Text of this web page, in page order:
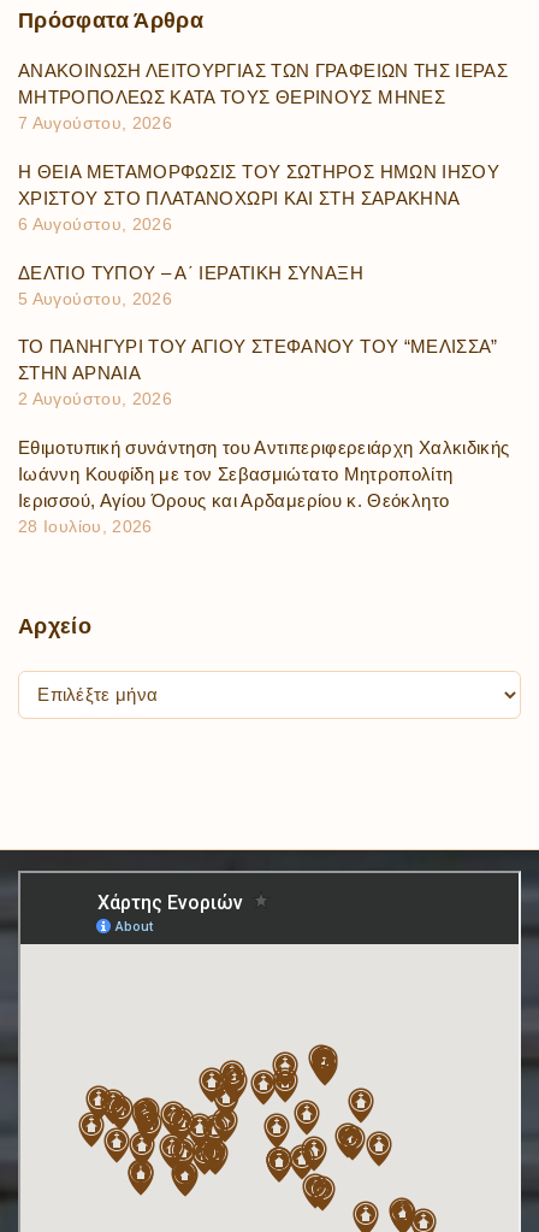
Πρόσφατα Άρθρα
ΑΝΑΚΟΙΝΩΣΗ ΛΕΙΤΟΥΡΓΙΑΣ ΤΩΝ ΓΡΑΦΕΙΩΝ ΤΗΣ ΙΕΡΑΣ
ΜΗΤΡΟΠΟΛΕΩΣ ΚΑΤΑ ΤΟΥΣ ΘΕΡΙΝΟΥΣ ΜΗΝΕΣ
7 Αυγούστου, 2026
Η ΘΕΙΑ ΜΕΤΑΜΟΡΦΩΣΙΣ ΤΟΥ ΣΩΤΗΡΟΣ ΗΜΩΝ ΙΗΣΟΥ
ΧΡΙΣΤΟΥ ΣΤΟ ΠΛΑΤΑΝΟΧΩΡΙ ΚΑΙ ΣΤΗ ΣΑΡΑΚΗΝΑ
6 Αυγούστου, 2026
ΔΕΛΤΙΟ ΤΥΠΟΥ – Α΄ ΙΕΡΑΤΙΚΗ ΣΥΝΑΞΗ
5 Αυγούστου, 2026
ΤΟ ΠΑΝΗΓΥΡΙ ΤΟΥ ΑΓΙΟΥ ΣΤΕΦΑΝΟΥ ΤΟΥ “ΜΕΛΙΣΣΑ”
ΣΤΗΝ ΑΡΝΑΙΑ
2 Αυγούστου, 2026
Εθιμοτυπική συνάντηση του Αντιπεριφερειάρχη Χαλκιδικής
Ιωάννη Κουφίδη με τον Σεβασμιώτατο Μητροπολίτη
Ιερισσού, Αγίου Όρους και Αρδαμερίου κ. Θεόκλητο
28 Ιουλίου, 2026
Αρχείο